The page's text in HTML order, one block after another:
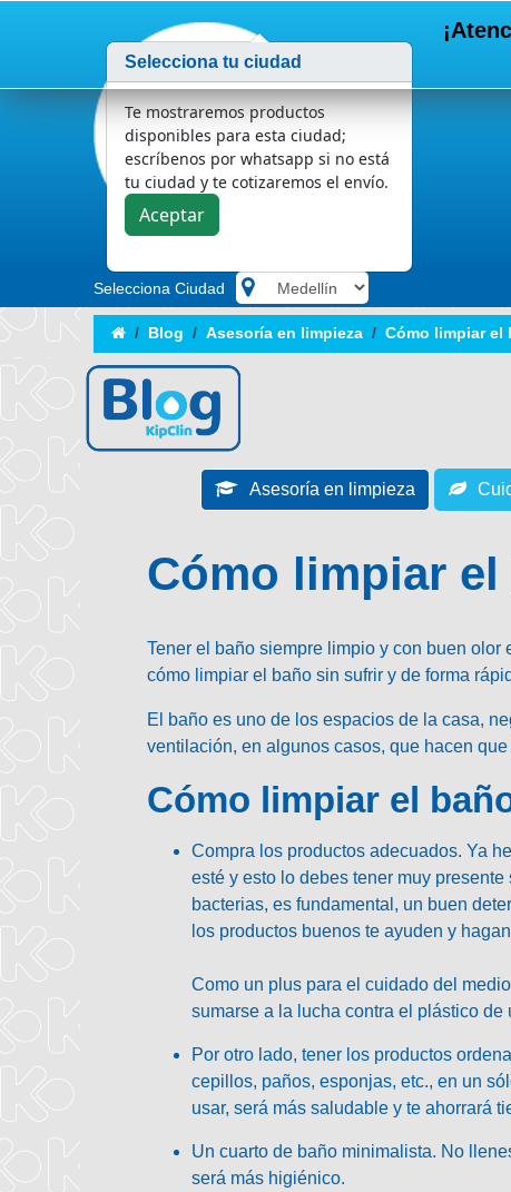
Selecciona Ciudad
Blog Asesoría en limpieza Cómo limpiar el
Asesoría en limpieza
Cómo limpiar
Tener el baño siempre limpio y con buen
cómo limpiar el baño sin sufrir y de forma
El baño es uno de los espacios de la casa,
ventilación, en algunos casos, que hacen
Cómo limpiar el
Compra los productos adecuados. Ya
esté y esto lo debes tener muy
bacterias, es fundamental , un buen
los productos buenos te ayuden y
Como un plus para el cuidado del
sumarse a la lucha contra el plástico de
Por otro lado, tener los productos
cepillos, paños, esponjas, etc., en un
usar, será más saludable y te ahorrará
Un cuarto de baño minimalista. No
será más higiénico.
Selecciona tu ciudad
Te mostraremos productos
disponibles para esta ciudad;
escríbenos por whatsapp si no está
tu ciudad y te cotizaremos el envío.
Aceptar